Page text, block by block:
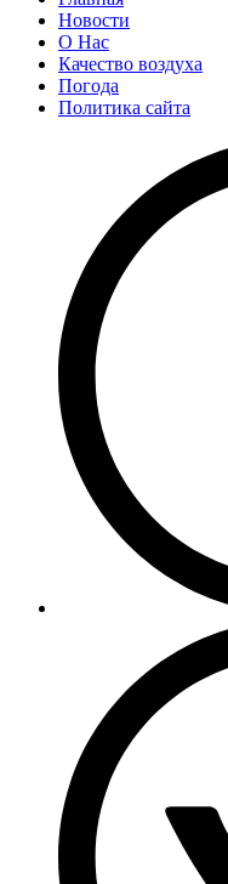
Новости
О Нас
Качество воздуха
Погода
Политика сайта